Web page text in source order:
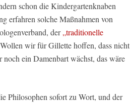
schon die Kindergartenknaben
erfahren solche Maßnahmen von
der„traditionelle
wir für Gillette hoffen, dass nicht
ein Damenbart wächst, das wäre
Philosophen sofort zu Wort, und der